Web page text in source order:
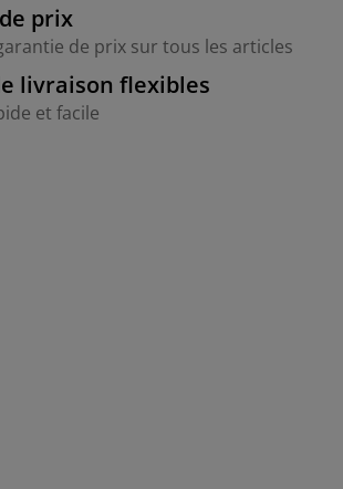
prix
de prix sur tous les articles
livraison flexibles
et facile